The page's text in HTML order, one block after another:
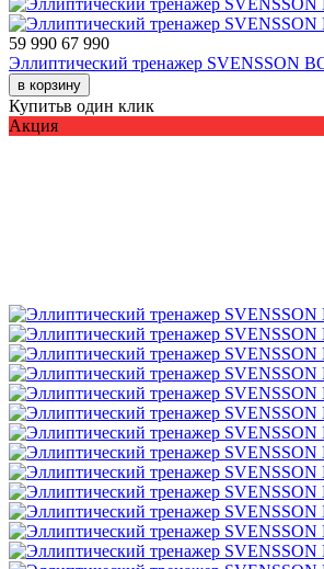
59 990 67 990
Эллиптический тренажер SVENSSON
в корзину
Купитьв один клик
Акция